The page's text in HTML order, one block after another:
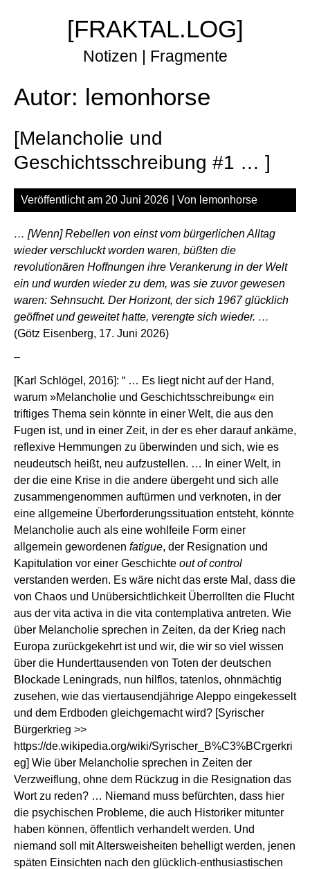
[FRAKTAL.LOG]
Notizen | Fragmente
Autor: lemonhorse
[Melancholie und
Geschichtsschreibung #1 … ]
Veröffentlicht am 20 Juni 2026 | Von lemonhorse
… [Wenn] Rebellen von einst vom bürgerlichen Alltag
wieder verschluckt worden waren, büßten die
revolutionären Hoffnungen ihre Verankerung in der Welt
ein und wurden wieder zu dem, was sie zuvor gewesen
waren: Sehnsucht. Der Horizont, der sich 1967 glücklich
geöffnet und geweitet hatte, verengte sich wieder. …
(Götz Eisenberg, 17. Juni 2026)
–
[Karl Schlögel, 2016]: “ … Es liegt nicht auf der Hand,
warum »Melancholie und Geschichtsschreibung« ein
triftiges Thema sein könnte in einer Welt, die aus den
Fugen ist, und in einer Zeit, in der es eher darauf ankäme,
reflexive Hemmungen zu überwinden und sich, wie es
neudeutsch heißt, neu aufzustellen. … In einer Welt, in
der die eine Krise in die andere übergeht und sich alle
zusammengenommen auftürmen und verknoten, in der
eine allgemeine Überforderungssituation entsteht, könnte
Melancholie auch als eine wohlfeile Form einer
allgemein gewordenen fatigue, der Resignation und
Kapitulation vor einer Geschichte out of control
verstanden werden. Es wäre nicht das erste Mal, dass die
von Chaos und Unübersichtlichkeit Überrollten die Flucht
aus der vita activa in die vita contemplativa antreten. Wie
über Melancholie sprechen in Zeiten, da der Krieg nach
Europa zurückgekehrt ist und wir, die wir so viel wissen
über die Hunderttausenden von Toten der deutschen
Blockade Leningrads, nun hilflos, tatenlos, ohnmächtig
zusehen, wie das viertausendjährige Aleppo eingekesselt
und dem Erdboden gleichgemacht wird? [Syrischer
Bürgerkrieg >>
https://de.wikipedia.org/wiki/Syrischer_B%C3%BCrgerkri
eg] Wie über Melancholie sprechen in Zeiten der
Verzweiflung, ohne dem Rückzug in die Resignation das
Wort zu reden? … Niemand muss befürchten, dass hier
die psychischen Probleme, die auch Historiker mitunter
haben können, öffentlich verhandelt werden. Und
niemand soll mit Altersweisheiten behelligt werden, jenen
späten Einsichten nach den glücklich-enthusiastischen